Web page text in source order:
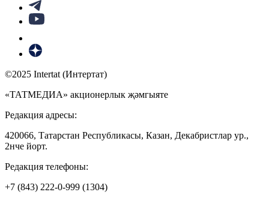
©2025 Intertat (Интертат)
«ТАТМЕДИА» акционерлык җәмгыяте
Редакция адресы:
420066, Татарстан Республикасы, Казан, Декабристлар ур.,
2нче йорт.
Редакция телефоны:
+7 (843) 222-0-999 (1304)